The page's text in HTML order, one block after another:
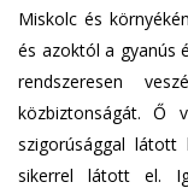
Miskolc és
és azoktól a gyanús
rendszeresen
közbiztonságát. Ő
szigorúsággal látott
sikerrel látott el.